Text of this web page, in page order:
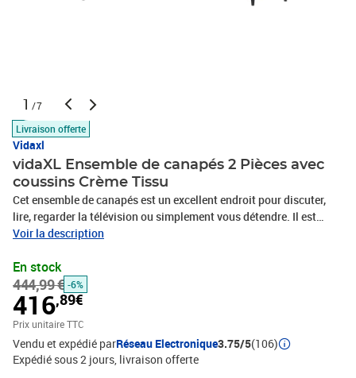
1 /7
Livraison offerte
Vidaxl
vidaXL Ensemble de canapés 2 Pièces avec
coussins Crème Tissu
Cet ensemble de canapés est un excellent endroit pour discuter,
lire, regarder la télévision ou simplement vous détendre. Il est
destiné à être un point central de votre maison. Tissu durable : le
et durable.Structure robuste et stable : la structure en
contreplaqué et en métal du canapé assure robustesse et stabilité.
Expérience d'assise confortable : le canapé est très confortable
avec le siège, les accoudoirs et les oreillers de dossier bien
rembourrés. Couleur : Crème Matériau : tissu (100 % polyester),
métal, textilène, contreplaqué Matériau de remplissage :
mousseCanapé à 2 places : Dimensions totales : 138 x 77 x 80 cm
Voir la description
En stock
444,99 € -6%
416,89€
Prix unitaire TTC
Vendu et expédié parRéseau Electronique3.75/5(106)
Expédié sous 2 jours livraison offerte